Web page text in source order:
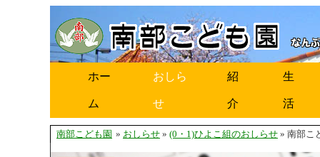
ホー
ム
おしら
せ
紹
介
生
活
南部こども園 » おしらせ » (0・1)ひよこ組のおしらせ » 南部こ